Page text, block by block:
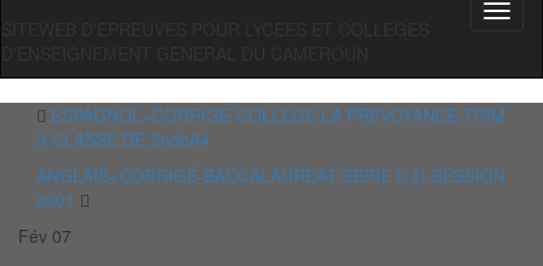
ESPAGNOL+CORRIGE-COLLEGE LA PREVOYANCE-TRIM
3-CLASSE DE 2ndeA4
ANGLAIS+CORRIGÉ-BACCALAUREAT SERIE C,D-SESSION
2001
Fév 07